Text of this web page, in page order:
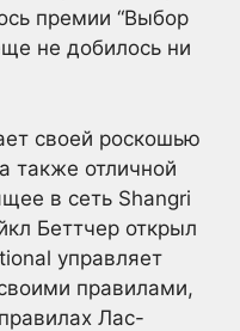
премии “Выбор
не добилось ни
своей роскошью
также отличной
в сеть Shangri
Беттчер открыл
управляет
правилами,
Лас-